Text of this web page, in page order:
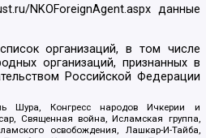
NKOForeignAgent.aspxданные
организаций, в том числе
организаций, признанных в
Российской Федерации
Шура, Конгресс народов Ичкерии и
Священная война, Исламская группа,
освобождения, Лашкар-И-Тайба,